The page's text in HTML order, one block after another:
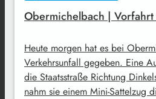
Obermichelbach | Vorfahrt
Heute morgen hat es bei
Verkehrsunfall gegeben. Eine
die Staatsstraße Richtung
nahm sie einem Mini-Sattelzug